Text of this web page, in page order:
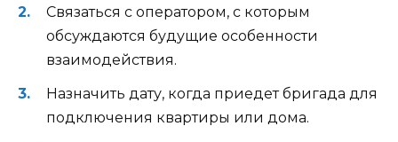
Связаться с оператором, с которым
обсуждаются будущие особенности
взаимодействия.
Назначить дату, когда приедет бригада для
подключения квартиры или дома.